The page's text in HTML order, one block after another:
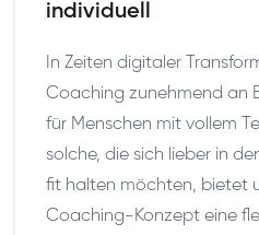
individuell
In Zeiten digitaler
Coaching zunehmend an
für Menschen mit vollem
solche, die sich lieber in
fit halten möchten, bietet
Coaching-Konzept eine